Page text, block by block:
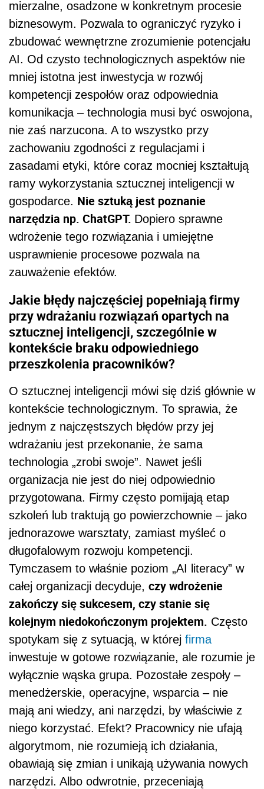
mierzalne, osadzone w konkretnym procesie
biznesowym. Pozwala to ograniczyć ryzyko i
zbudować wewnętrzne zrozumienie potencjału
AI. Od czysto technologicznych aspektów nie
mniej istotna jest inwestycja w rozwój
kompetencji zespołów oraz odpowiednia
komunikacja – technologia musi być oswojona,
nie zaś narzucona. A to wszystko przy
zachowaniu zgodności z regulacjami i
zasadami etyki, które coraz mocniej kształtują
ramy wykorzystania sztucznej inteligencji w
gospodarce. Nie sztuką jest poznanie
narzędzia np. ChatGPT. Dopiero sprawne
wdrożenie tego rozwiązania i umiejętne
usprawnienie procesowe pozwala na
zauważenie efektów.
Jakie błędy najczęściej popełniają firmy
przy wdrażaniu rozwiązań opartych na
sztucznej inteligencji, szczególnie w
kontekście braku odpowiedniego
przeszkolenia pracowników?
O sztucznej inteligencji mówi się dziś głównie w
kontekście technologicznym. To sprawia, że
jednym z najczęstszych błędów przy jej
wdrażaniu jest przekonanie, że sama
technologia „zrobi swoje”. Nawet jeśli
organizacja nie jest do niej odpowiednio
przygotowana. Firmy często pomijają etap
szkoleń lub traktują go powierzchownie – jako
jednorazowe warsztaty, zamiast myśleć o
długofalowym rozwoju kompetencji.
Tymczasem to właśnie poziom „AI literacy” w
całej organizacji decyduje, czy wdrożenie
zakończy się sukcesem, czy stanie się
kolejnym niedokończonym projektem. Często
spotykam się z sytuacją, w której firma
inwestuje w gotowe rozwiązanie, ale rozumie je
wyłącznie wąska grupa. Pozostałe zespoły –
menedżerskie, operacyjne, wsparcia – nie
mają ani wiedzy, ani narzędzi, by właściwie z
niego korzystać. Efekt? Pracownicy nie ufają
algorytmom, nie rozumieją ich działania,
obawiają się zmian i unikają używania nowych
narzędzi. Albo odwrotnie, przeceniają